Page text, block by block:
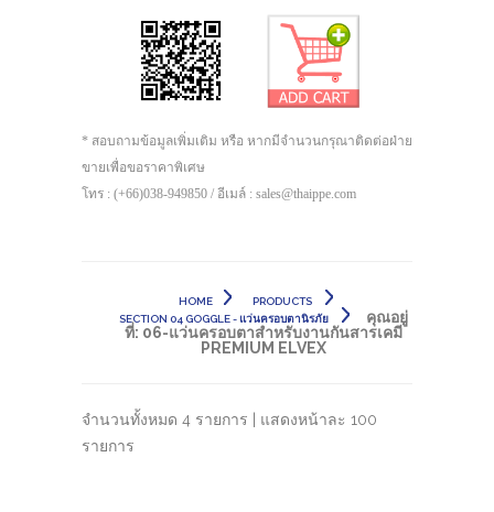
* สอบถามข้อมูลเพิ่มเติม หรือ หากมีจำนวนกรุณาติดต่อฝ่าย
ขายเพื่อขอราคาพิเศษ
โทร : (+66)038-949850 / อีเมล์ : sales@thaippe.com
HOME
PRODUCTS
SECTION 04 GOGGLE - แว่นครอบตานิรภัย
คุณอยู่
ที่: 06-แว่นครอบตาสำหรับงานกันสารเคมี
PREMIUM ELVEX
จำนวนทั้งหมด 4 รายการ | แสดงหน้าละ 100
รายการ